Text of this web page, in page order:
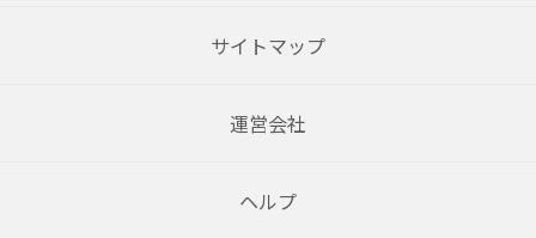
サイトマップ
運営会社
ヘルプ